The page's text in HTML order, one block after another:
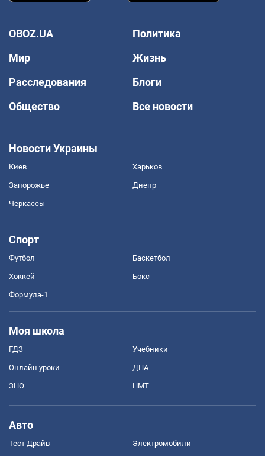
OBOZ.UA
Политика
Мир
Жизнь
Расследования
Блоги
Общество
Все новости
Новости Украины
Киев Харьков
Запорожье Днепр
Черкассы
Спорт
Футбол Баскетбол
Хоккей Бокс
Формула-1
Моя школа
ГДЗ Учебники
Онлайн уроки ДПА
ЗНО НМТ
Авто
Тест Драйв Электромобили